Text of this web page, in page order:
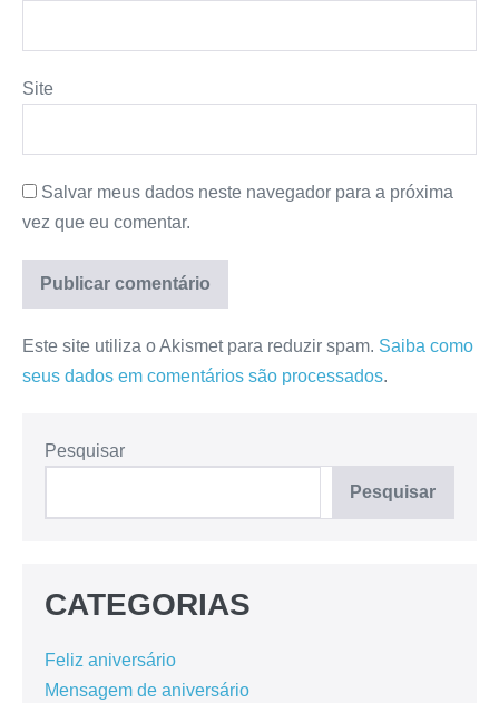
Site
Salvar meus dados neste navegador para a próxima
vez que eu comentar.
Este site utiliza o Akismet para reduzir spam. Saiba como
seus dados em comentários são processados.
Pesquisar
Pesquisar
CATEGORIAS
Feliz aniversário
Mensagem de aniversário